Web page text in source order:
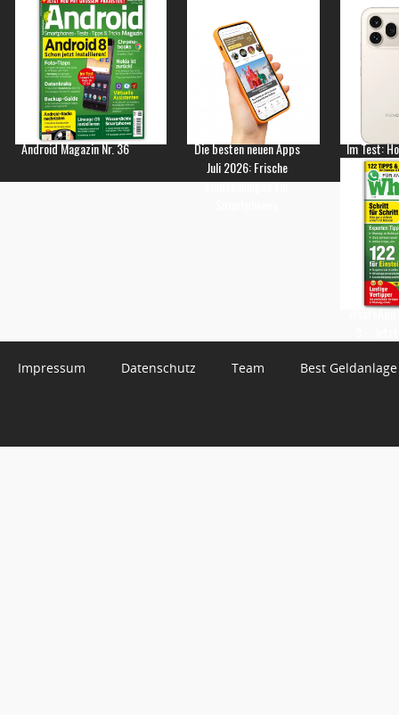
Android Magazin Nr. 36
Die besten neuen Apps
Juli 2026: Frische
Empfehlungen für
Im Test:
Impressum Datenschutz Team Best Geldanlage